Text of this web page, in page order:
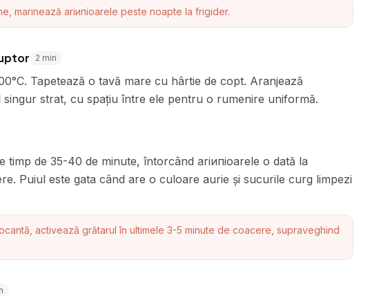
marinează ariипioarele peste noapte la frigider.
2 min
Tapetează o tavă mare cu hârtie de copt. Aranjează
strat, cu spațiu între ele pentru o rumenire uniformă.
timp de 35-40 de minute, întorcând ariипioarele o dată la
Puiul este gata când are o culoare aurie și sucurile curg limpezi
activează grătarul în ultimele 3-5 minute de coacere, supraveghind